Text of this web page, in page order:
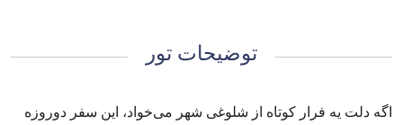
توضیحات تور
اگه دلت یه فرار کوتاه از شلوغی شهر می‌خواد، این سفر دو‌روزه